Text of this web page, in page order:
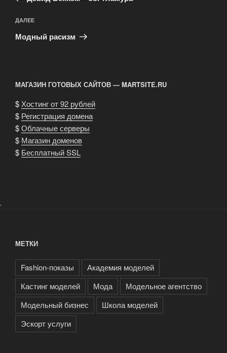
Следующая
запись
ДАЛЕЕ
Модный расизм
МАГАЗИН ГОТОВЫХ САЙТОВ — MARTSITE.RU
$Хостинг от 92 рублей
$ Регистрация домена
$Облачные серверы
$ Магазин доменов
$ Бесплатный SSL
.
МЕТКИ
Fashion-показы
Академия моделей
Кастинг моделей
Мода
Модельное агентство
Модельный бизнес
Школа моделей
Эскорт услуги